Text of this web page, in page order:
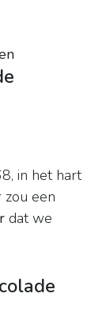
in het hart
een
dat we